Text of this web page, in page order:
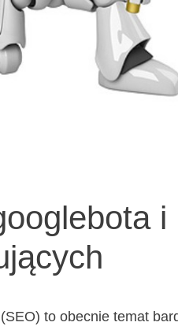
to obecnie temat